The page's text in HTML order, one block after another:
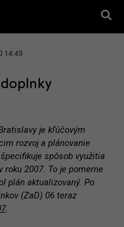
14:45
je kľúčovým
rozvoj a plánovanie
spôsob využitia
2007. To je pomerne
plán aktualizovaný. Po
(ZaD) 06 teraz
.